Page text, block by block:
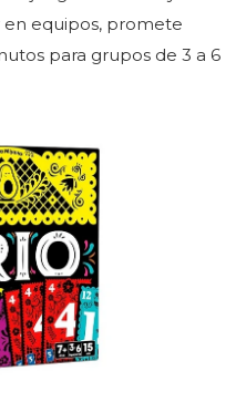
equipos, promete
para grupos de 3 a 6